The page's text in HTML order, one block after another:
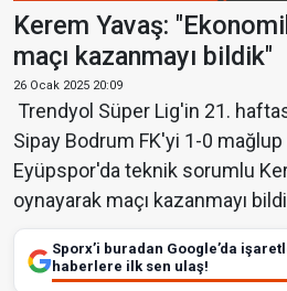
Kerem Yavaş:
maçı kazanmayı bildik"
26 Ocak 2025 20:09
Trendyol Süper Lig'in 21.
Sipay Bodrum FK'yi 1-0
Eyüpspor'da teknik sorumlu
oynayarak maçı kazanmayı
Sporx’i buradan Google’da
haberlere ilk sen ulaş!